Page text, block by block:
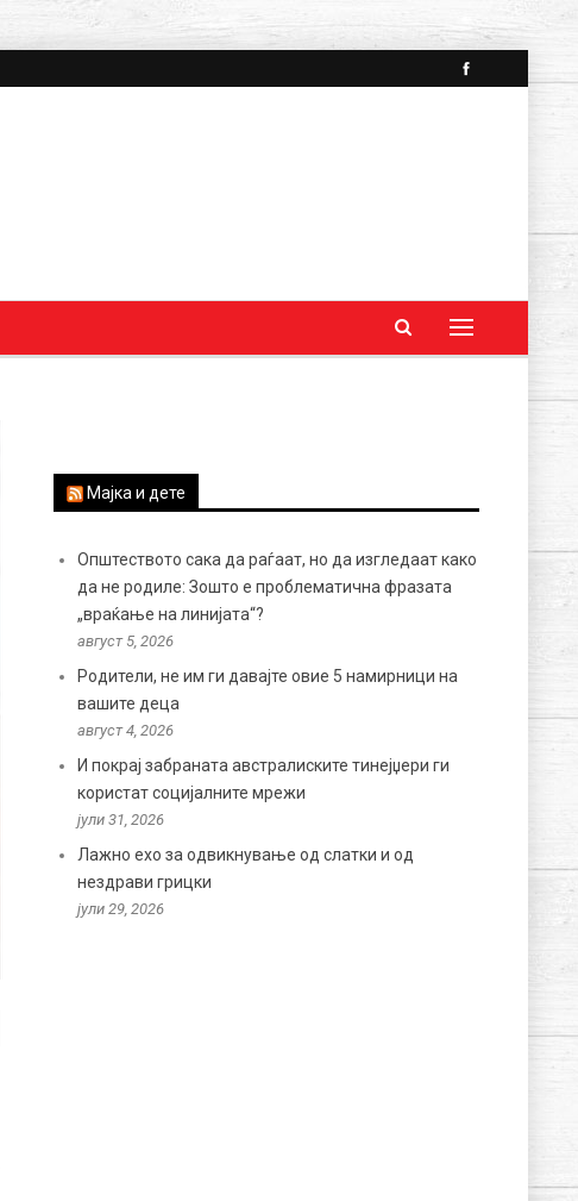
Мајка и дете
Општеството сака да раѓаат, но да изгледаат како
да не родиле: Зошто е проблематична фразата
„враќање на линијата“?
август 5, 2026
Родители, не им ги давајте овие 5 намирници на
вашите деца
август 4, 2026
И покрај забраната австралиските тинејџери ги
користат социјалните мрежи
јули 31, 2026
Лажно ехо за одвикнување од слатки и од
нездрави грицки
јули 29, 2026